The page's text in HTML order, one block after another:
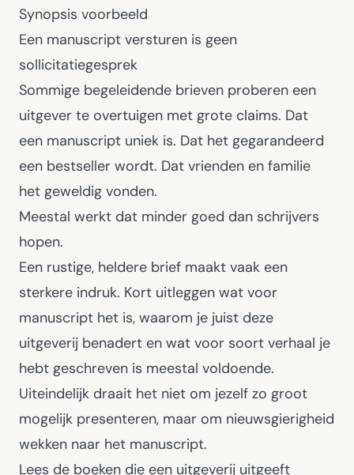
Synopsis voorbeeld
Een manuscript versturen is geen
sollicitatiegesprek
Sommige begeleidende brieven proberen een
uitgever te overtuigen met grote claims. Dat
een manuscript uniek is. Dat het gegarandeerd
een bestseller wordt. Dat vrienden en familie
het geweldig vonden.
Meestal werkt dat minder goed dan schrijvers
hopen.
Een rustige, heldere brief maakt vaak een
sterkere indruk. Kort uitleggen wat voor
manuscript het is, waarom je juist deze
uitgeverij benadert en wat voor soort verhaal je
hebt geschreven is meestal voldoende.
Uiteindelijk draait het niet om jezelf zo groot
mogelijk presenteren, maar om nieuwsgierigheid
wekken naar het manuscript.
Lees de boeken die een uitgeverij uitgeeft